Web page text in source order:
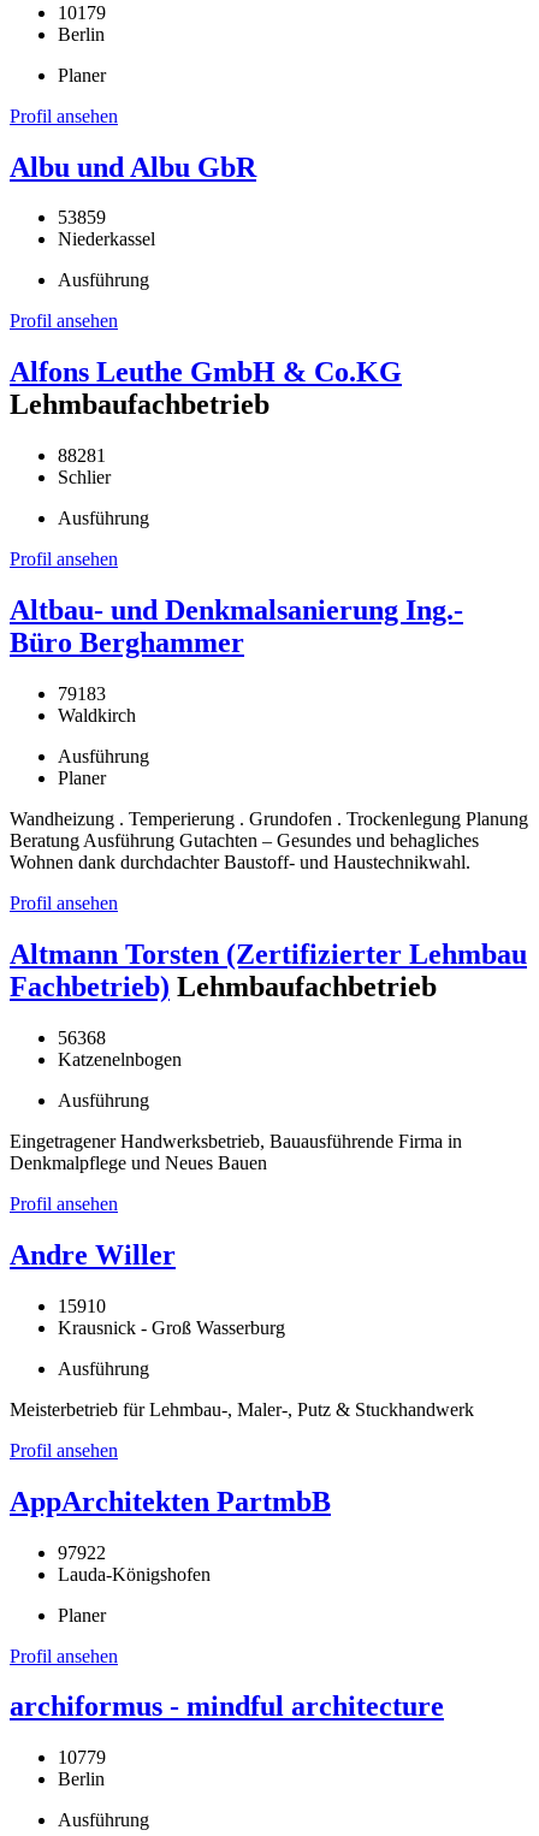
10179
Berlin
Planer
Profil ansehen
Albu und Albu GbR
53859
Niederkassel
Ausführung
Profil ansehen
Alfons Leuthe GmbH & Co.KG
Lehmbaufachbetrieb
88281
Schlier
Ausführung
Profil ansehen
Altbau- und Denkmalsanierung Ing.-
Büro Berghammer
79183
Waldkirch
Ausführung
Planer
Wandheizung . Temperierung . Grundofen . Trockenlegung Planung
Beratung Ausführung Gutachten – Gesundes und behagliches
Wohnen dank durchdachter Baustoff- und Haustechnikwahl.
Profil ansehen
Altmann Torsten (Zertifizierter Lehmbau
Fachbetrieb) Lehmbaufachbetrieb
56368
Katzenelnbogen
Ausführung
Eingetragener Handwerksbetrieb, Bauausführende Firma in
Denkmalpflege und Neues Bauen
Profil ansehen
Andre Willer
15910
Krausnick - Groß Wasserburg
Ausführung
Meisterbetrieb für Lehmbau-, Maler-, Putz & Stuckhandwerk
Profil ansehen
AppArchitekten PartmbB
97922
Lauda-Königshofen
Planer
Profil ansehen
archiformus - mindful architecture
10779
Berlin
Ausführung